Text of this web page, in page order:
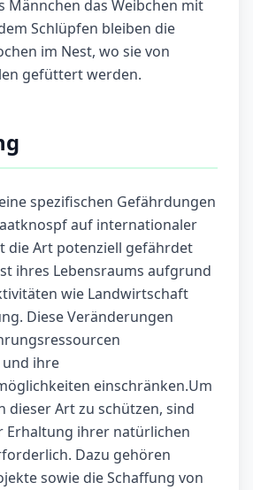
Männchen das Weibchen mit
Schlüpfen bleiben die
im Nest, wo sie von
gefüttert werden.
spezifischen Gefährdungen
auf internationaler
die Art potenziell gefährdet
ihres Lebensraums aufgrund
wie Landwirtschaft
Diese Veränderungen
ihre
einschränken.Um
dieser Art zu schützen, sind
Erhaltung ihrer natürlichen
Dazu gehören
sowie die Schaffung von